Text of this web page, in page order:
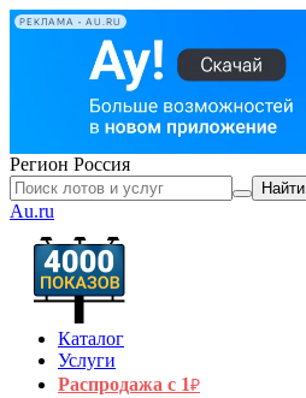
РЕКЛАМА • AU.RU
Регион Россия
Найти
Au.ru
Каталог
Услуги
Распродажа с 1₽